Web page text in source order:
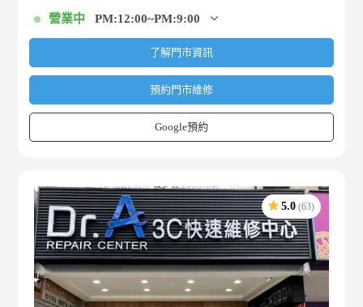
營業中 PM:12:00~PM:9:00
了解門市資訊
預約門市維修
Google預約
5.0 (63)